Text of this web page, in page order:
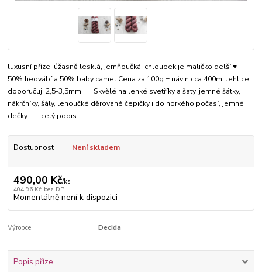
luxusní příze, úžasně lesklá, jemňoučká, chloupek je maličko delší ♥
50% hedvábí a 50% baby camel Cena za 100g = návin cca 400m. Jehlice
doporučuji 2,5-3,5mm Skvělé na lehké svetříky a šaty, jemné šátky,
nákrčníky, šály, lehoučké děrované čepičky i do horkého počasí, jemné
dečky... ... celý popis
Dostupnost Není skladem
490,00 Kč/ks
404,96 Kč bez DPH
Momentálně není k dispozici
Výrobce: Decida
Popis příze